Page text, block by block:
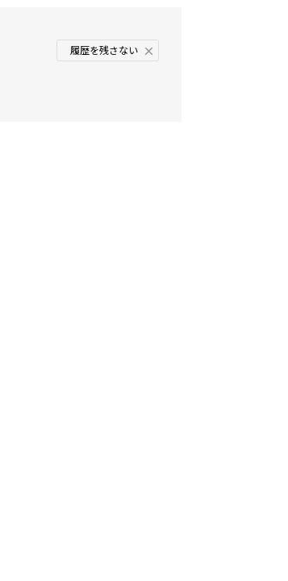
履歴を残さない